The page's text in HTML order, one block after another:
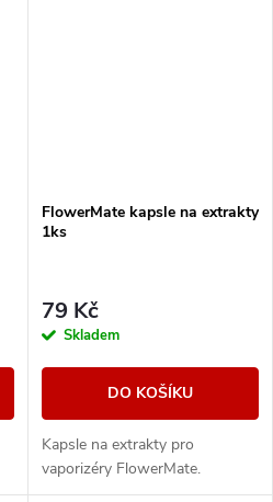
FlowerMate kapsle na extrakty
1ks
79 Kč
Skladem
DO KOŠÍKU
Kapsle na extrakty pro
vaporizéry FlowerMate.